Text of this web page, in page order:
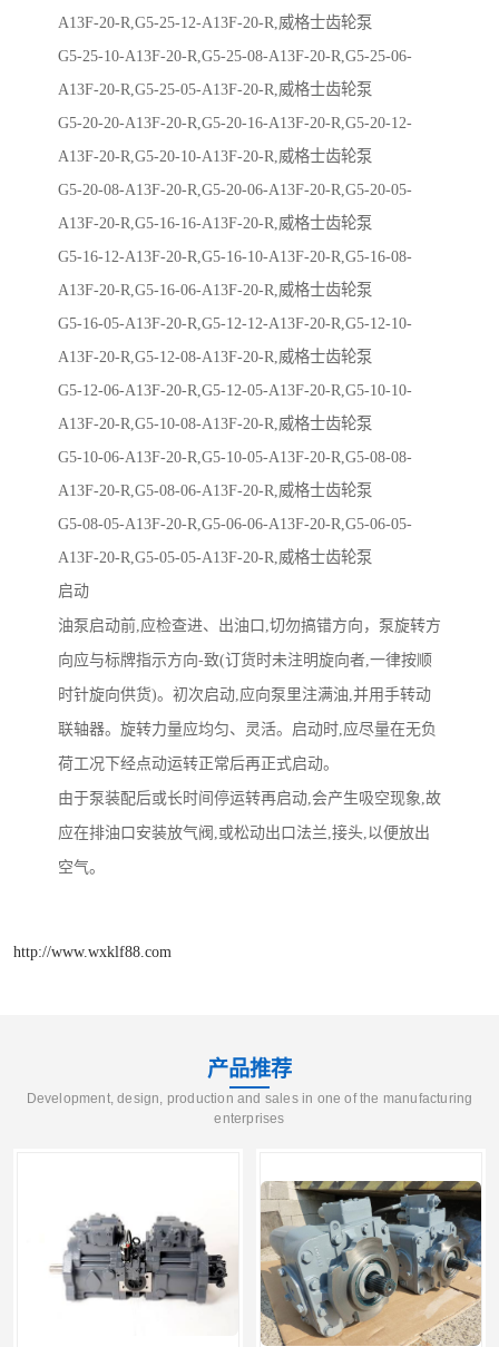
A13F-20-R,G5-25-12-A13F-20-R,威格士齿轮泵
G5-25-10-A13F-20-R,G5-25-08-A13F-20-R,G5-25-06-
A13F-20-R,G5-25-05-A13F-20-R,威格士齿轮泵
G5-20-20-A13F-20-R,G5-20-16-A13F-20-R,G5-20-12-
A13F-20-R,G5-20-10-A13F-20-R,威格士齿轮泵
G5-20-08-A13F-20-R,G5-20-06-A13F-20-R,G5-20-05-
A13F-20-R,G5-16-16-A13F-20-R,威格士齿轮泵
G5-16-12-A13F-20-R,G5-16-10-A13F-20-R,G5-16-08-
A13F-20-R,G5-16-06-A13F-20-R,威格士齿轮泵
G5-16-05-A13F-20-R,G5-12-12-A13F-20-R,G5-12-10-
A13F-20-R,G5-12-08-A13F-20-R,威格士齿轮泵
G5-12-06-A13F-20-R,G5-12-05-A13F-20-R,G5-10-10-
A13F-20-R,G5-10-08-A13F-20-R,威格士齿轮泵
G5-10-06-A13F-20-R,G5-10-05-A13F-20-R,G5-08-08-
A13F-20-R,G5-08-06-A13F-20-R,威格士齿轮泵
G5-08-05-A13F-20-R,G5-06-06-A13F-20-R,G5-06-05-
A13F-20-R,G5-05-05-A13F-20-R,威格士齿轮泵
启动
油泵启动前,应检查进、出油口,切勿搞错方向，泵旋转方
向应与标牌指示方向-致(订货时未注明旋向者,一律按顺
时针旋向供货)。初次启动,应向泵里注满油,并用手转动
联轴器。旋转力量应均匀、灵活。启动时,应尽量在无负
荷工况下经点动运转正常后再正式启动。
由于泵装配后或长时间停运转再启动,会产生吸空现象,故
应在排油口安装放气阀,或松动出口法兰,接头,以便放出
空气。
http://www.wxklf88.com
产品推荐
Development, design, production and sales in one of the manufacturing
enterprises